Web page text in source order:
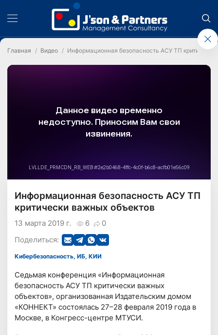
Главная Видео Информационная безопасность АСУ ТП
Информационная безопасность АСУ ТП
критически важных объектов
6 0
13 марта 2019 г.
Поделиться:
Кибербезопасность, ИБ, КИИ
Седьмая конференция «Информационная
безопасность АСУ ТП критически важных
объектов», организованная Издательским домом
«КОННЕКТ» состоялась 27–28 февраля 2019 года в
Москве, в Конгресс-центре МТУСИ.